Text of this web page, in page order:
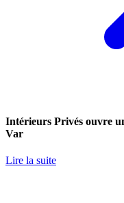
Intérieurs Privés ouvre
Var
Lire la suite